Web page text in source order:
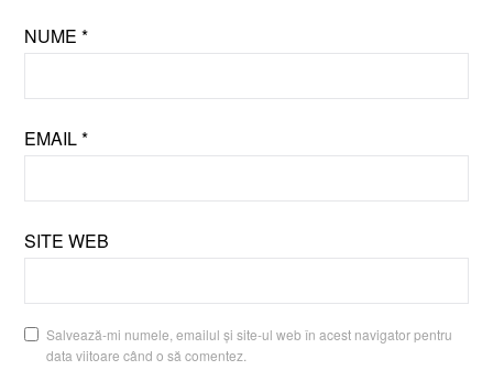
NUME*
EMAIL*
SITE WEB
Salvează-mi numele, emailul și site-ul web în acest navigator pentru
data viitoare când o să comentez.